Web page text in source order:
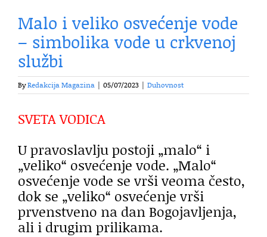
Malo i veliko osvećenje vode
– simbolika vode u crkvenoj
službi
ByRedakcija Magazina 05/07/2023 Duhovnost
SVETA VODICA
U pravoslavlju postoji „malo“ i
„veliko“ osvećenje vode. „Malo“
osvećenje vode se vrši veoma često,
dok se „veliko“ osvećenje vrši
prvenstveno na dan Bogojavljenja,
ali i drugim prilikama.